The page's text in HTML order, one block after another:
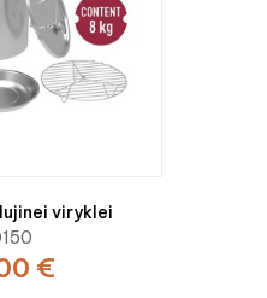
viryklei
€